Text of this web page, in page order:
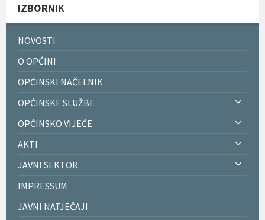
IZBORNIK
NOVOSTI
O OPĆINI
OPĆINSKI NAČELNIK
OPĆINSKE SLUŽBE
OPĆINSKO VIJEĆE
AKTI
JAVNI SEKTOR
IMPRESSUM
JAVNI NATJEČAJI